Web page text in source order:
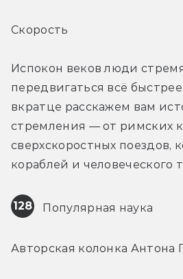
Скорость
Испокон веков люди
передвигаться всё
вкратце расскажем вам
стремления — от римских
сверхскоростных поездов,
кораблей и человеческого
128 Популярная наука
Авторская колонка Антона